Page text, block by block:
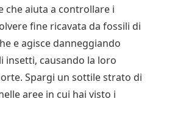
che aiuta a controllare i
fine ricavata da fossili di
e agisce danneggiando
insetti, causando la loro
Spargi un sottile strato di
aree in cui hai visto i